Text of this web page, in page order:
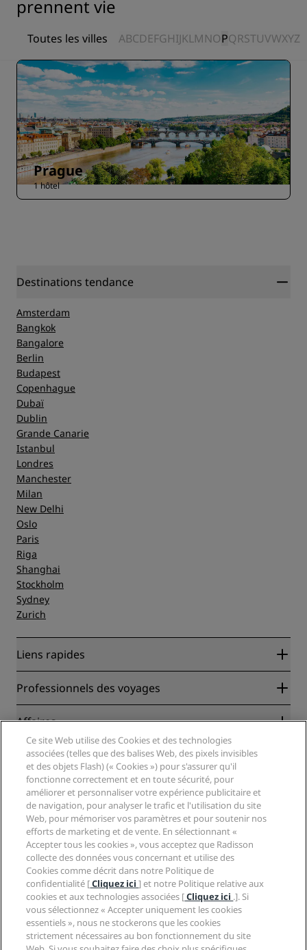
prennent vie
Toutes les villes ABCDEFGHIJKLMNOPQRSTUVWXYZ
Prague
1 hôtel
Destinations tendance
Amsterdam
Bangkok
Bangalore
Berlin
Budapest
Copenhague
Dubaï
Dublin
Grande Canarie
Istanbul
Londres
Manchester
Milan
New Delhi
Oslo
Paris
Riga
Shanghai
Stockholm
Sydney
Zurich
Liens rapides
Radisson Rewards
Blog
Nouveaux et futurs hôtels
Application Radisson Hotels
Hôtels adaptés aux sportifs
Hôtels adaptés aux Familles
Santé et sécurité
Professionnels des voyages
Partenaires
Agents de voyages
Affaires
Radisson Hotel Group
Médias
Carrières RHG
Carrières PPHE
Carrières EHL
The Club by RHG
Opportunités de développement
Entreprise responsable
Approvisionnement
Légal
Centre de confidentialité
Mentions légales
Conditions générales Radisson Rewards
Contrat d’utilisation du site
Accessibilité numérique
Déclaration sur l’esclavage moderne
Aide
Avis aux consommateurs
Contact
FAQ
Plan du site
Médias sociaux
Marques Radisson Hotels
Ce site Web utilise des Cookies et des technologies
associées (telles que des balises Web, des pixels invisibles
et des objets Flash) (« Cookies ») pour s'assurer qu'il
fonctionne correctement et en toute sécurité, pour
améliorer et personnaliser votre expérience publicitaire et
de navigation, pour analyser le trafic et l'utilisation du site
Web, pour mémoriser vos paramètres et pour soutenir nos
efforts de marketing et de vente. En sélectionnant «
Accepter tous les cookies », vous acceptez que Radisson
collecte des données vous concernant et utilise des
Cookies comme décrit dans notre Politique de
confidentialité [Cliquez ici] et notre Politique relative aux
cookies et aux technologies associées [Cliquez ici .]. Si
vous sélectionnez « Accepter uniquement les cookies
essentiels », nous ne stockerons que les cookies
strictement nécessaires au bon fonctionnement du site